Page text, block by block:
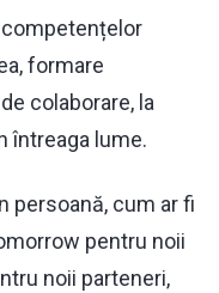
formare
colaborare, la
întreaga lume.
persoană, cum ar fi
pentru noii
noii parteneri,